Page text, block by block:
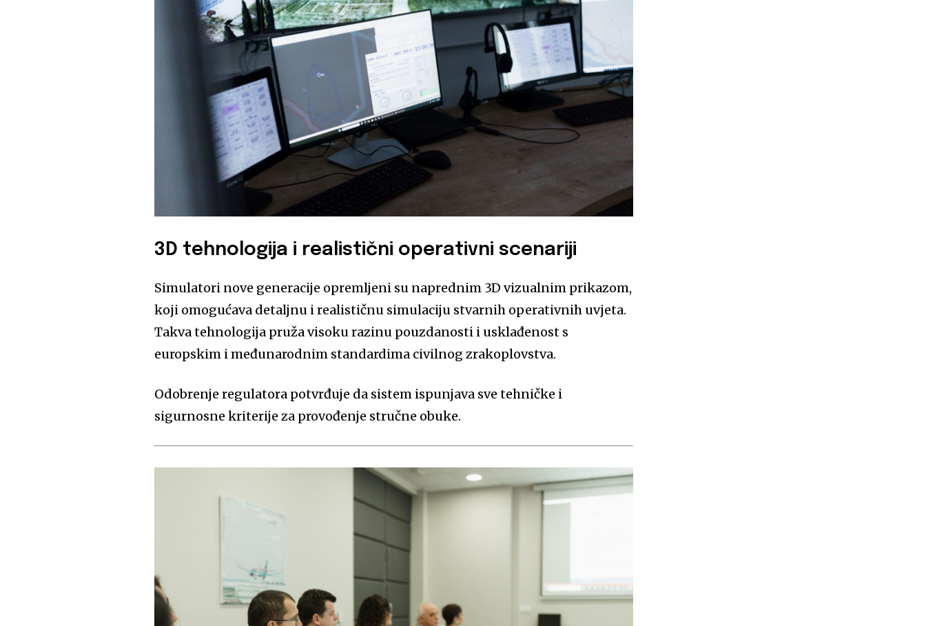
3D tehnologija i realistični operativni scenariji
Simulatori nove generacije opremljeni su naprednim 3D vizualnim prikazom,
koji omogućava detaljnu i realističnu simulaciju stvarnih operativnih uvjeta.
Takva tehnologija pruža visoku razinu pouzdanosti i usklađenost s
europskim i međunarodnim standardima civilnog zrakoplovstva.
Odobrenje regulatora potvrđuje da sistem ispunjava sve tehničke i
sigurnosne kriterije za provođenje stručne obuke.